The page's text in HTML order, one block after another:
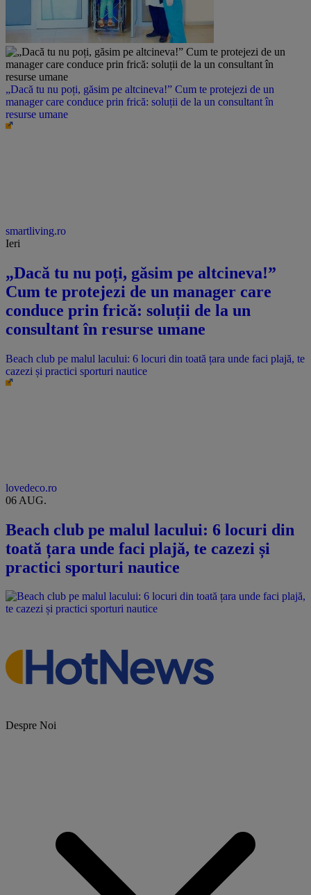
„Dacă tu nu poți, găsim pe altcineva!” Cum te protejezi de un
manager care conduce prin frică: soluții de la un consultant în
resurse umane
smartliving.ro
Ieri
„Dacă tu nu poți, găsim pe altcineva!”
Cum te protejezi de un manager care
conduce prin frică: soluții de la un
consultant în resurse umane
Beach club pe malul lacului: 6 locuri din toată țara unde faci plajă, te
cazezi și practici sporturi nautice
lovedeco.ro
06 AUG.
Beach club pe malul lacului: 6 locuri din
toată țara unde faci plajă, te cazezi și
practici sporturi nautice
Despre Noi